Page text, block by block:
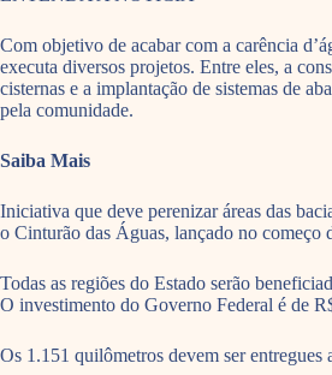
Com objetivo de acabar com a carência
executa diversos projetos. Entre eles, a
cisternas e a implantação de sistemas de
pela comunidade.
Saiba Mais
Iniciativa que deve perenizar áreas das
o Cinturão das Águas, lançado no começo
Todas as regiões do Estado serão
O investimento do Governo Federal é de
Os 1.151 quilômetros devem ser entregues